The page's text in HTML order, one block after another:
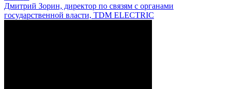
Дмитрий Зорин, директор по связям с органами
государственной власти, TDM ELECTRIC